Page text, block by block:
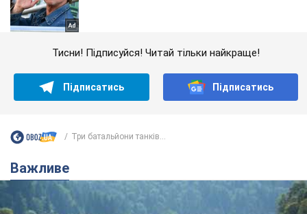
Тисни! Підписуйся! Читай тільки найкраще!
Підписатись Підписатись
Три батальйони танків...
Важливе